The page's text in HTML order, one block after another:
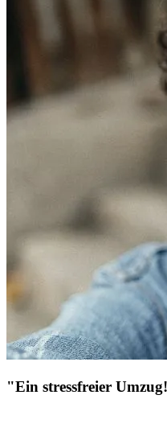
"Ein stressfreier